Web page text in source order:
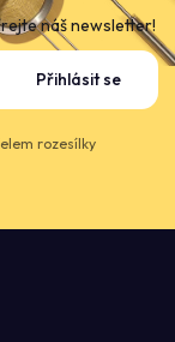
náš newsletter!
Přihlásit se
rozesílky